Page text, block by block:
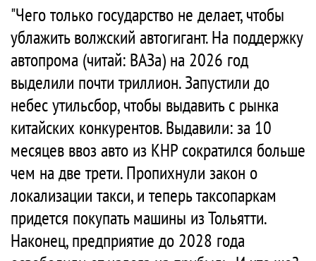
"Чего только государство не делает, чтобы
ублажить волжский автогигант. На поддержку
автопрома (читай: ВАЗа) на 2026 год
выделили почти триллион. Запустили до
небес утильсбор, чтобы выдавить с рынка
китайских конкурентов. Выдавили: за 10
месяцев ввоз авто из КНР сократился больше
чем на две трети. Пропихнули закон о
локализации такси, и теперь таксопаркам
придется покупать машины из Тольятти.
Наконец, предприятие до 2028 года